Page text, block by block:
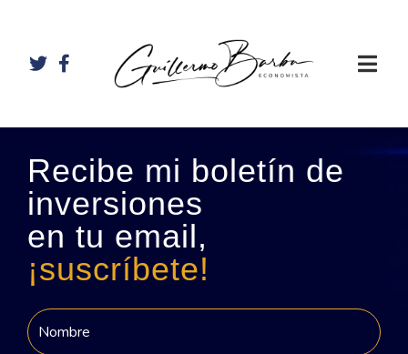
Recibe mi boletín de
inversiones
en tu email,
¡suscríbete!